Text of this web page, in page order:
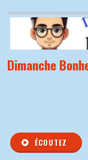
Dimanche
ÉCOUTEZ